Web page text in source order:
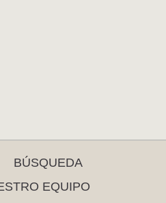
BÚSQUEDA
EQUIPO